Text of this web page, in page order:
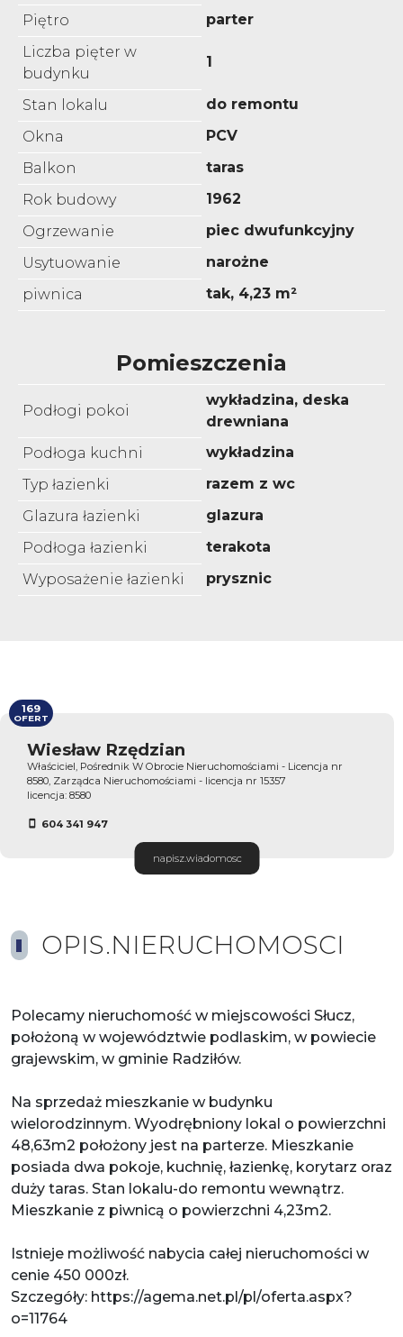
Piętro
parter
Liczba pięter w
budynku
1
Stan lokalu
do remontu
Okna
PCV
Balkon
taras
Rok budowy
1962
Ogrzewanie
piec dwufunkcyjny
Usytuowanie
narożne
piwnica
tak, 4,23 m²
Pomieszczenia
Podłogi pokoi
wykładzina, deska
drewniana
Podłoga kuchni
wykładzina
Typ łazienki
razem z wc
Glazura łazienki
glazura
Podłoga łazienki
terakota
Wyposażenie łazienki
prysznic
Wiesław Rzędzian
Właściciel, Pośrednik W Obrocie Nieruchomościami - Licencja nr
8580, Zarządca Nieruchomościami - licencja nr 15357
licencja: 8580
604 341 947
napisz.wiadomosc
169
OFERT
OPIS.NIERUCHOMOSCI
Polecamy nieruchomość w miejscowości Słucz,
położoną w województwie podlaskim, w powiecie
grajewskim, w gminie Radziłów.
Na sprzedaż mieszkanie w budynku
wielorodzinnym. Wyodrębniony lokal o powierzchni
48,63m2 położony jest na parterze. Mieszkanie
posiada dwa pokoje, kuchnię, łazienkę, korytarz oraz
duży taras. Stan lokalu-do remontu wewnątrz.
Mieszkanie z piwnicą o powierzchni 4,23m2.
Istnieje możliwość nabycia całej nieruchomości w
cenie 450 000zł.
Szczegóły: https://agema.net.pl/pl/oferta.aspx?
o=11764